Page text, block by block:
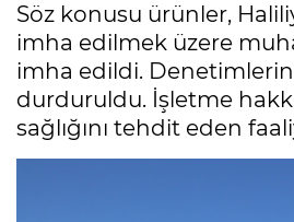
Söz konusu ürünler,
imha edilmek üzere
imha edildi.
durduruldu. İşletme
sağlığını tehdit eden